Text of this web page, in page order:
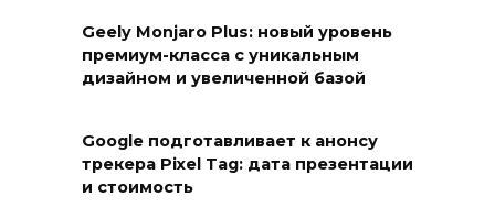
Geely Monjaro Plus: новый уровень
премиум-класса с уникальным
дизайном и увеличенной базой
Google подготавливает к анонсу
трекера Pixel Tag: дата презентации
и стоимость